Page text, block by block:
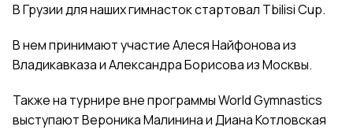
В Грузии для наших гимнасток стартовал Tbilisi Cup.
В нем принимают участие Алеся Найфонова из
Владикавказа и Александра Борисова из Москвы.
Также на турнире вне программы World Gymnastics
выступают Вероника Малинина и Диана Котловская